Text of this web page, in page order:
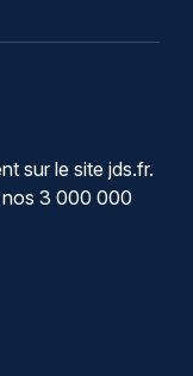
sur le site jds.fr.
nos 3 000 000